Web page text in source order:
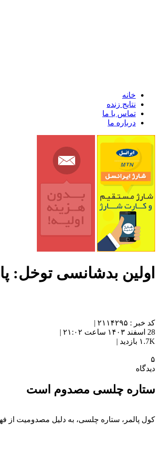
خانه
نتایج زنده
تماس با ما
درباره ما
اولین بدشانسی توخل:
کد خبر : ۲۱۱۴۲۹۵ |
28 اسفند ۱۴۰۳ ساعت ۲۱:۰۲ |
۱.7K بازدید |
۵
دیدگاه
ستاره چلسی مصدوم است
کول پالمر، ستاره چلسی، به دلیل مصدومیت